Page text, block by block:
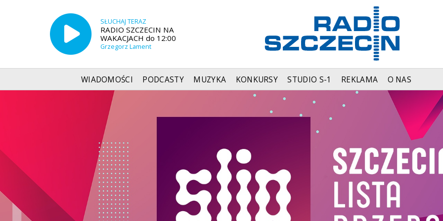
SŁUCHAJ TERAZ
RADIO SZCZECIN NA
WAKACJACH do 12:00
Grzegorz Lament
WIADOMOŚCI PODCASTY MUZYKA KONKURSY STUDIO S-1 REKLAMA O NAS